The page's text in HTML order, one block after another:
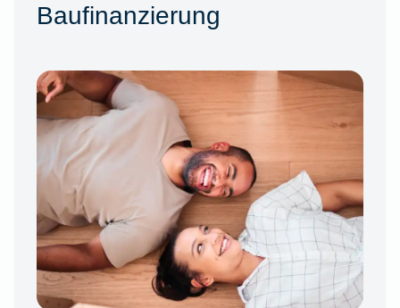
Baufinanzierung